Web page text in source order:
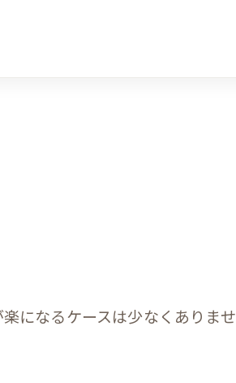
になるケースは少なくありませ